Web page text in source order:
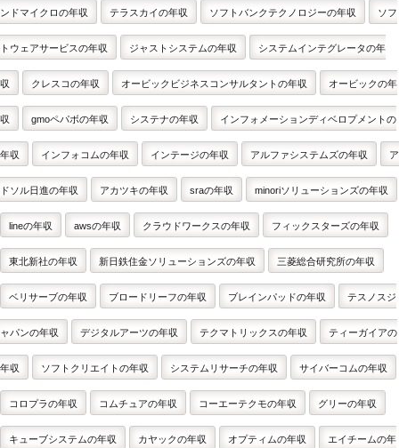
ンドマイクロの年収 テラスカイの年収 ソフトバンクテクノロジーの年収 ソフ
トウェアサービスの年収 ジャストシステムの年収 システムインテグレータの年
収 クレスコの年収 オービックビジネスコンサルタントの年収 オービックの年
収 gmoペパボの年収 システナの年収 インフォメーションディベロプメントの
年収 インフォコムの年収 インテージの年収 アルファシステムズの年収 ア
ドソル日進の年収 アカツキの年収 sraの年収 minoriソリューションズの年収
lineの年収 awsの年収 クラウドワークスの年収 フィックスターズの年収
東北新社の年収 新日鉄住金ソリューションズの年収 三菱総合研究所の年収
ベリサーブの年収 ブロードリーフの年収 ブレインパッドの年収 テスノスジ
ャパンの年収 デジタルアーツの年収 テクマトリックスの年収 ティーガイアの
年収 ソフトクリエイトの年収 システムリサーチの年収 サイバーコムの年収
コロプラの年収 コムチュアの年収 コーエーテクモの年収 グリーの年収
キューブシステムの年収 カヤックの年収 オプティムの年収 エイチームの年